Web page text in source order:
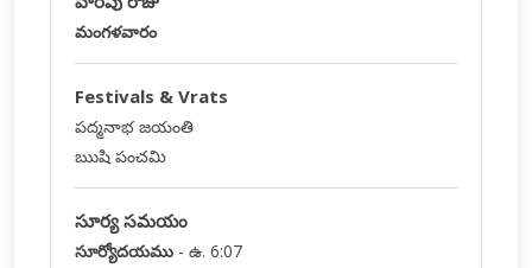
మంగళవారం
Festivals & Vrats
పద్మనాభ జయంతి
ఋషి పంచమి
సూర్య సమయం
సూర్యోదయము - ఉ. 6:07